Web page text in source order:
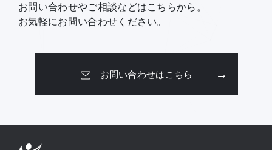
お問い合わせやご相談などはこちらから。
お気軽にお問い合わせください。
お問い合わせはこちら